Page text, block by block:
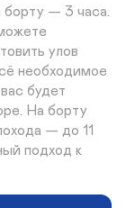
борту — 3 часа.
улов
необходимое
будет
На борту
— до 11
подход к